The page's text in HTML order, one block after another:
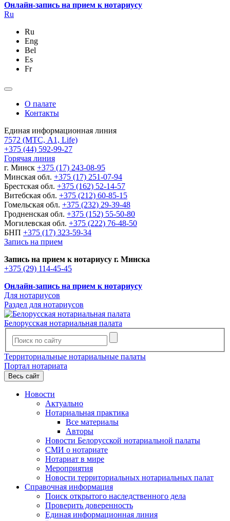
Онлайн-запись на прием к нотариусу
Ru
Ru
Eng
Bel
Es
Fr
О палате
Контакты
Единая информационная линия
7572 (МТС, A1, Life)
+375 (44) 592-99-27
Горячая линия
г. Минск +375 (17) 243-08-95
Минская обл. +375 (17) 251-07-94
Брестская обл. +375 (162) 52-14-57
Витебская обл. +375 (212) 60-85-15
Гомельская обл. +375 (232) 29-39-48
Гродненская обл. +375 (152) 55-50-80
Могилевская обл. +375 (222) 76-48-50
БНП +375 (17) 323-59-34
Запись на прием
Запись на прием к нотариусу г. Минска
+375 (29) 114-45-45
Онлайн-запись на прием к нотариусу
Для нотариусов
Раздел для нотариусов
Белорусская нотариальная палата
Территориальные нотариальные палаты
Портал нотариата
Весь сайт
Новости
Актуально
Нотариальная практика
Все материалы
Авторы
Новости Белорусской нотариальной палаты
СМИ о нотариате
Нотариат в мире
Мероприятия
Новости территориальных нотариальных палат
Справочная информация
Поиск открытого наследственного дела
Проверить доверенность
Единая информационная линия